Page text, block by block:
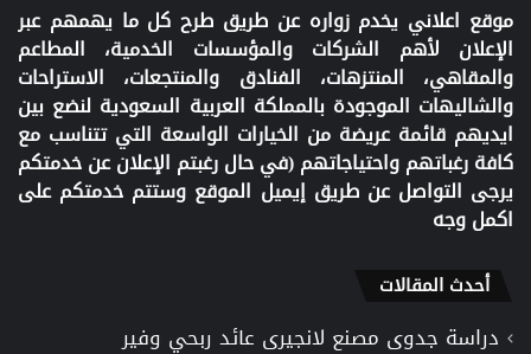
موقع اعلاني يخدم زواره عن طريق طرح كل ما يهمهم عبر
الإعلان لأهم الشركات والمؤسسات الخدمية، المطاعم
والمقاهي، المنتزهات، الفنادق والمنتجعات، الاستراحات
والشاليهات الموجودة بالمملكة العربية السعودية لنضع بين
ايديهم قائمة عريضة من الخيارات الواسعة التي تتناسب مع
كافة رغباتهم واحتياجاتهم (في حال رغبتم الإعلان عن خدمتكم
يرجى التواصل عن طريق إيميل الموقع وستتم خدمتكم على
اكمل وجه
أحدث المقالات
دراسة جدوى مصنع لانجيرى عائد ربحي وفير